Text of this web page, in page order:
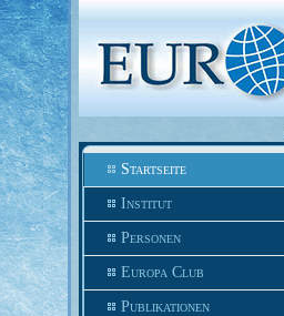
Startseite
Institut
Personen
Europa Club
Publikationen